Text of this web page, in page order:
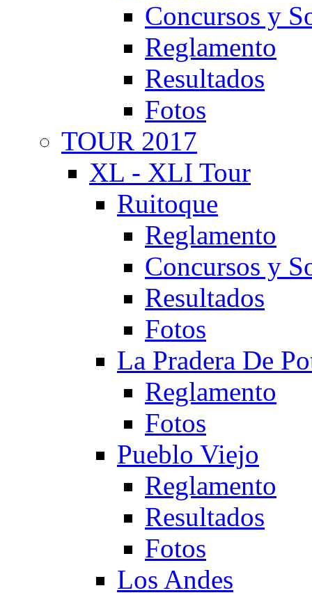
Concursos y
Reglamento
Resultados
Fotos
TOUR 2017
XL - XLI Tour
Ruitoque
Reglamento
Concursos y
Resultados
Fotos
La Pradera De
Reglamento
Fotos
Pueblo Viejo
Reglamento
Resultados
Fotos
Los Andes